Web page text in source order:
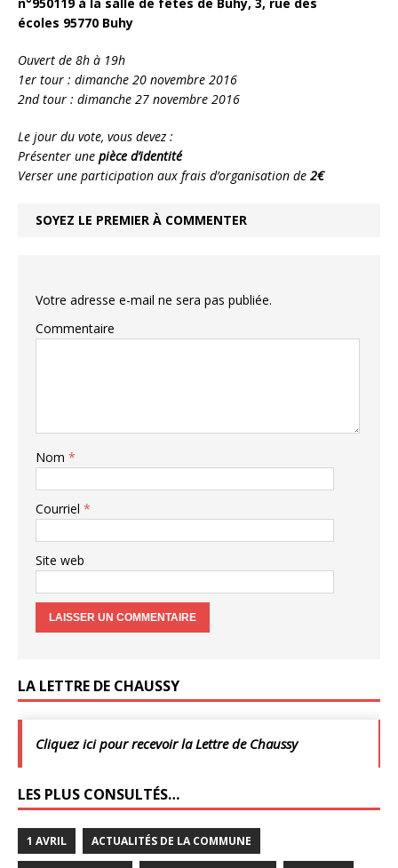
écoles 95770 Buhy
Ouvert de 8h à 19h
1er tour : dimanche 20 novembre 2016
2nd tour : dimanche 27 novembre 2016
Le jour du vote, vous devez :
Présenter une pièce d’identité
Verser une participation aux frais d’organisation de 2€
SOYEZ LE PREMIER À COMMENTER
Votre adresse e-mail ne sera pas publiée.
Commentaire
Nom *
Courriel *
Site web
LA LETTRE DE CHAUSSY
Cliquez ici pour recevoir la Lettre de Chaussy
LES PLUS CONSULTÉS…
1 AVRIL ACTUALITÉS DE LA COMMUNE